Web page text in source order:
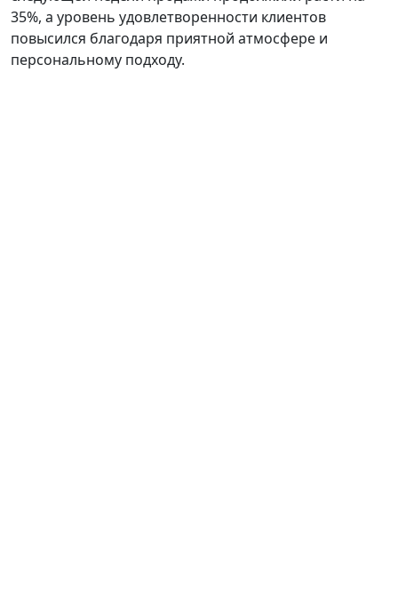
35%, а уровень удовлетворенности клиентов
повысился благодаря приятной атмосфере и
персональному подходу.